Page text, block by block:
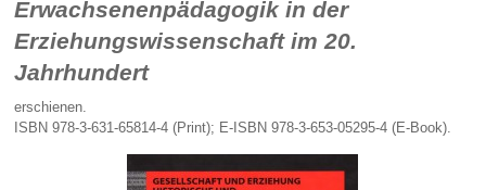
Erwachsenenpädagogik in der
Erziehungswissenschaft im 20.
Jahrhundert
erschienen.
ISBN 978-3-631-65814-4 (Print); E-ISBN 978-3-653-05295-4 (E-Book).